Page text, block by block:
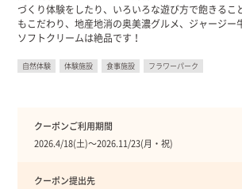
づくり体験をしたり、いろいろな遊び方で飽きるこ
もこだわり、地産地消の奥美濃グルメ、ジャージー
ソフトクリームは絶品です！
自然体験 体験施設 食事施設 フラワーパーク
クーポンご利用期間
2026.4/18(土)〜2026.11/23(月・祝)
クーポン提出先